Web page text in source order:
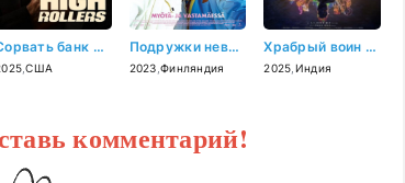
Сорвать банк 2: Игра по-крупному (2025)
,США
Подружки невесты (2023)
2023 ,Финляндия
Храбрый воин (2025)
2025 Индия
комментарий!